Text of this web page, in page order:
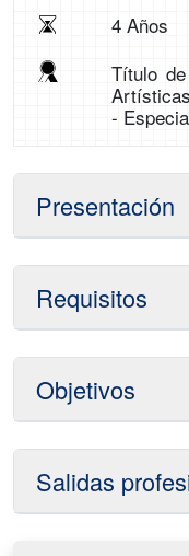
4 Años
Título
-
Presentación
Requisitos
Objetivos
Salidas